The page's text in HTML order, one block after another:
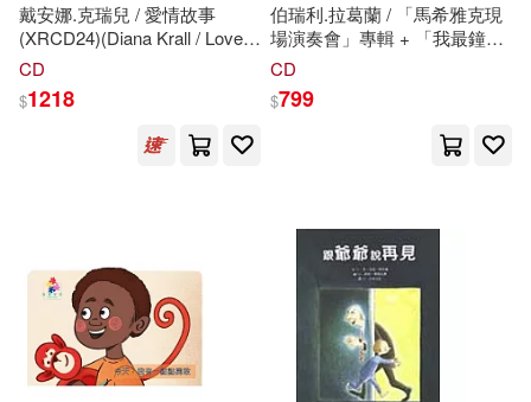
戴安娜.克瑞兒 / 愛情故事
(XRCD24)(Diana Krall / Love
Scenes (XRCD24))
CD
$1218
伯瑞利.拉葛蘭 / 「馬希雅克現
場演奏會」專輯 + 「我最鐘愛
的金格.萊恩哈特」專輯 (2CD)
Marciac + My Favorite Django
CD
$799